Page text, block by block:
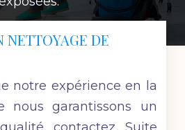
NETTOYAGE DE
notre expérience en la
nous garantissons un